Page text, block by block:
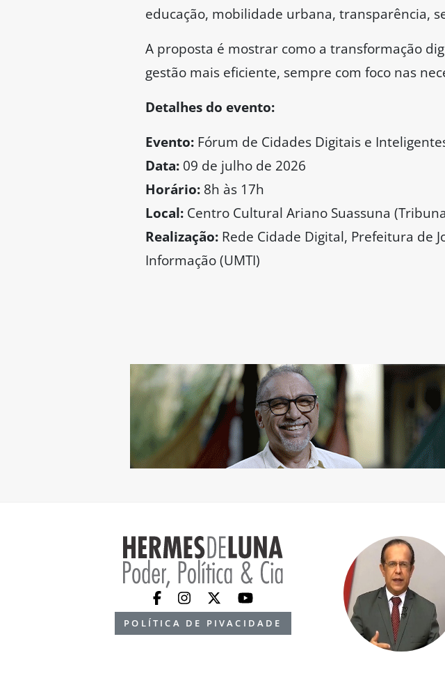
educação, mobilidade urbana, transparência,
A proposta é mostrar como a transformação
gestão mais eficiente, sempre com foco nas
Detalhes do evento:
Evento: Fórum de Cidades Digitais e
Data: 09 de julho de 2026
Horário: 8h às 17h
Local: Centro Cultural Ariano Suassuna
Realização: Rede Cidade Digital, Prefeitura de
Informação (UMTI)
POLÍTICA DE PIVACIDADE